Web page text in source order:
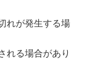
れが発生する場
れる場合があり